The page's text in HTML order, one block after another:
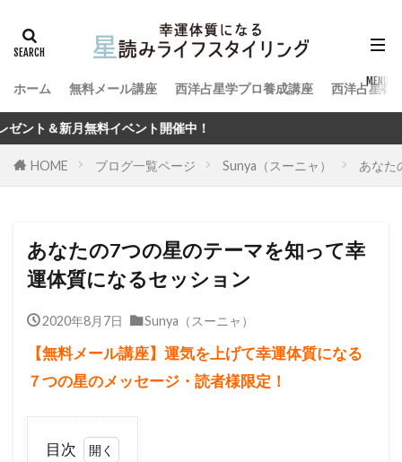
ホーム 無料メール講座 西洋占星学プロ養成講座 西洋占星術
HOME ブログ一覧ページ Sunya（スーニャ） あなた
あなたの7つの星のテーマを知って幸
運体質になるセッション
2020年8月7日 Sunya（スーニャ）
【無料メール講座】運気を上げて幸運体質になる
７つの星のメッセージ・読者様限定！
目次